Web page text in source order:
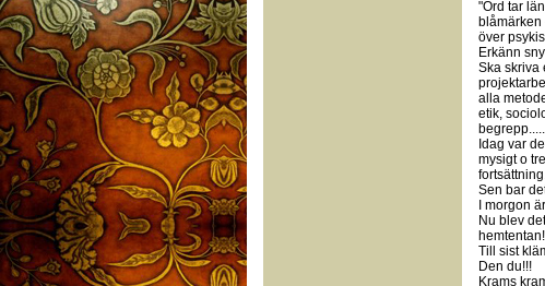
"Ord tar
över
Erkänn
Ska skriva
alla
etik,
Idag var
mysigt o
Sen bar
I morgon
Nu blev
hemtentan!
Till sist
Den du!!!
Krams